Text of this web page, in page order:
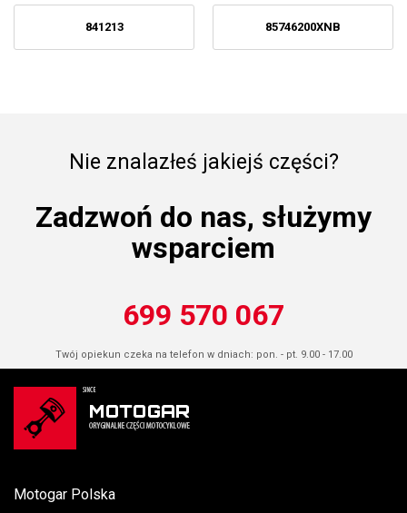
841213 85746200XNB
Nie znalazłeś jakiejś części?
Zadzwoń do nas, służymy
wsparciem
699 570 067
Twój opiekun czeka na telefon w dniach: pon. - pt. 9.00 - 17.00
Motogar Polska